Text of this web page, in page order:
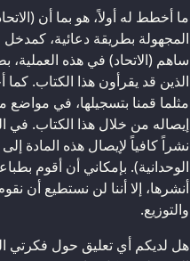
ما أخطط له أولاً، هو بما أن
المجهولة بطريقة دعائية،
ساهم (الاتحاد) في هذه العملية،
الذين قد يقرأون هذا الكتاب.
مثلما قمنا بتسجيلها، في
إيصاله من خلال هذا الكتاب. في
نشراً كافياً لإيصال هذه المادة
الوحدانية). بإمكاني أن أقوم
أنشرها، إلا أننا لن نستطيع أن
والتوزيع.
هل لديكم أي تعليق حول فكرتي